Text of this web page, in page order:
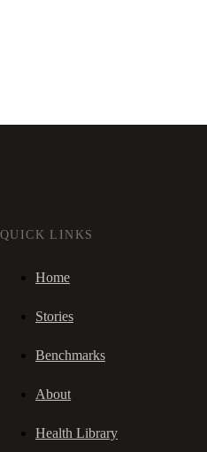
QUICK LINKS
Home
Stories
Benchmarks
About
Health Library